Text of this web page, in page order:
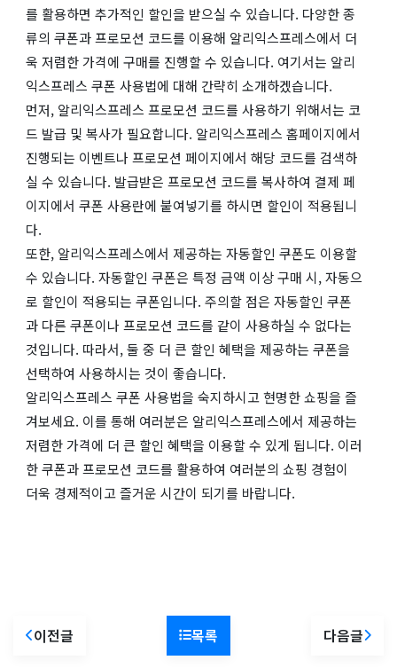
를 활용하면 추가적인 할인을 받으실 수 있습니다. 다양한 종
류의 쿠폰과 프로모션 코드를 이용해 알리익스프레스에서 더
욱 저렴한 가격에 구매를 진행할 수 있습니다. 여기서는 알리
익스프레스 쿠폰 사용법에 대해 간략히 소개하겠습니다.
먼저, 알리익스프레스 프로모션 코드를 사용하기 위해서는 코
드 발급 및 복사가 필요합니다. 알리익스프레스 홈페이지에서
진행되는 이벤트나 프로모션 페이지에서 해당 코드를 검색하
실 수 있습니다. 발급받은 프로모션 코드를 복사하여 결제 페
이지에서 쿠폰 사용란에 붙여넣기를 하시면 할인이 적용됩니
다.
또한, 알리익스프레스에서 제공하는 자동할인 쿠폰도 이용할
수 있습니다. 자동할인 쿠폰은 특정 금액 이상 구매 시, 자동으
로 할인이 적용되는 쿠폰입니다. 주의할 점은 자동할인 쿠폰
과 다른 쿠폰이나 프로모션 코드를 같이 사용하실 수 없다는
것입니다. 따라서, 둘 중 더 큰 할인 혜택을 제공하는 쿠폰을
선택하여 사용하시는 것이 좋습니다.
알리익스프레스 쿠폰 사용법을 숙지하시고 현명한 쇼핑을 즐
겨보세요. 이를 통해 여러분은 알리익스프레스에서 제공하는
저렴한 가격에 더 큰 할인 혜택을 이용할 수 있게 됩니다. 이러
한 쿠폰과 프로모션 코드를 활용하여 여러분의 쇼핑 경험이
더욱 경제적이고 즐거운 시간이 되기를 바랍니다.
이전글 목록 다음글